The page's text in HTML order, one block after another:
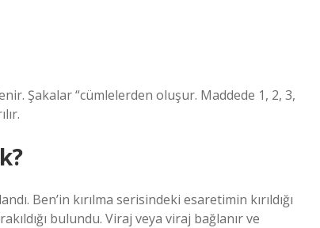
Şakalar “cümlelerden oluşur. Maddede 1, 2, 3,
Ben’in kırılma serisindeki esaretimin kırıldığı
bulundu. Viraj veya viraj bağlanır ve